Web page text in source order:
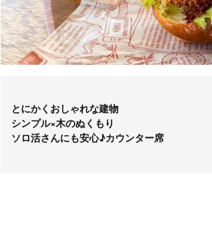
とにかくおしゃれな建物
シンプル×木のぬくもり
ソロ活さんにも安心♪カウンター席